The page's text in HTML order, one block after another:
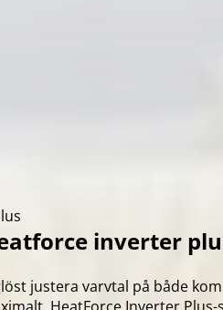
inverter
justera varvtal på både